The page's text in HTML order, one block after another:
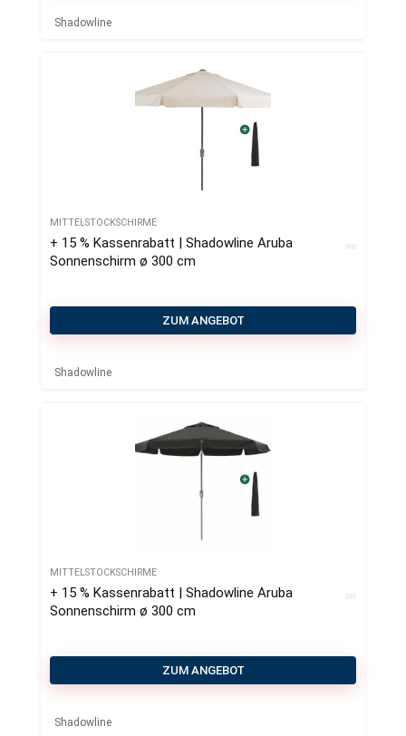
Shadowline
MITTELSTOCKSCHIRME
+ 15 % Kassenrabatt | Shadowline Aruba
Sonnenschirm ø 300 cm
ZUM ANGEBOT
Shadowline
MITTELSTOCKSCHIRME
+ 15 % Kassenrabatt | Shadowline Aruba
Sonnenschirm ø 300 cm
ZUM ANGEBOT
Shadowline